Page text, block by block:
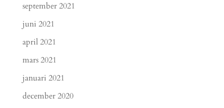
september 2021
juni 2021
april 2021
mars 2021
januari 2021
december 2020